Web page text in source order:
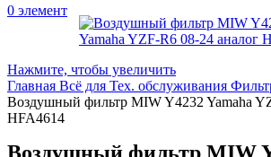
0 элемент
Нажмите, чтобы увеличить
Главная Всё для Тех. обслуживания
Воздушный фильтр MIW Y4232 Yamaha
HFA4614